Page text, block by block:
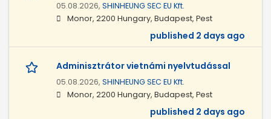
05.08.2026, SHINHEUNG SEC EU Kft.
Monor, 2200 Hungary, Budapest, Pest
published 2 days ago
Adminisztrátor vietnámi nyelvtudással
05.08.2026, SHINHEUNG SEC EU Kft.
Monor, 2200 Hungary, Budapest, Pest
published 2 days ago